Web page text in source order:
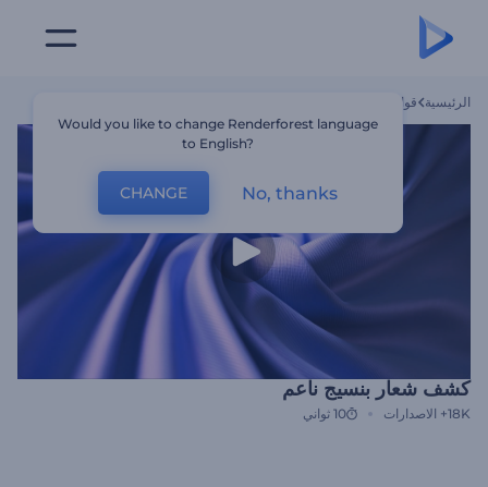
الرئيسية قوالب
كشف شعار بنسيج ناعم
18K+ الاصدارات 10 ثواني
Would you like to change Renderforest language
to English?
CHANGE No, thanks